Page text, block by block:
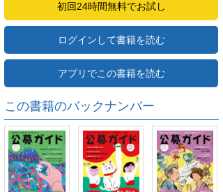
初回24時間無料でお試し
ログインして書籍を読む
アプリでこの書籍を読む
この書籍のバックナンバー